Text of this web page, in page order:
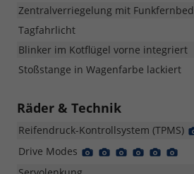
Zentralverriegelung mit
Tagfahrlicht
Blinker im Kotflügel vorne integriert
Stoßstange in Wagenfarbe lackiert
Räder & Technik
Reifendruck-Kontrollsystem (TPMS)
Drive Modes
DetailDetailDetailDetailDetail